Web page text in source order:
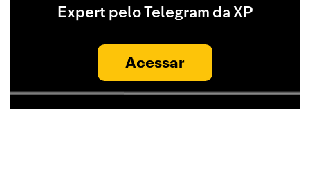
Expert pelo Telegram da XP
Acessar